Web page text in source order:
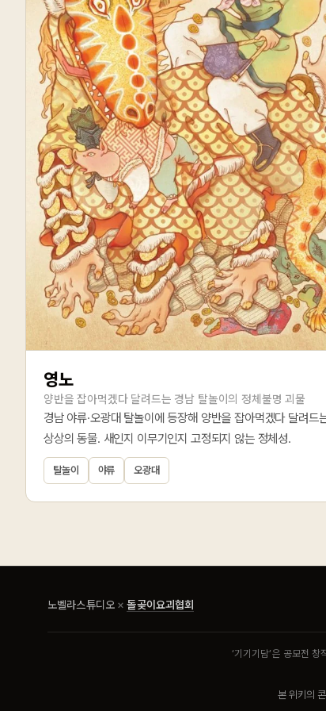
영노
양반을 잡아먹겠다 달려드는 경남 탈놀이의 정체불명 괴물
경남 야류·오광대 탈놀이에 등장해 양반을 잡아먹겠다 달려드
상상의 동물. 새인지 이무기인지 고정되지 않는 정체성.
탈놀이 야류 오광대
노벨라스튜디오 × 돌곶이요괴협회
‘기기기담’은 공모전
본 위키의